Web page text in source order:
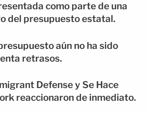
como parte de una
del presupuesto estatal.
aún no ha sido
retrasos.
Defense y Se Hace
reaccionaron de inmediato.